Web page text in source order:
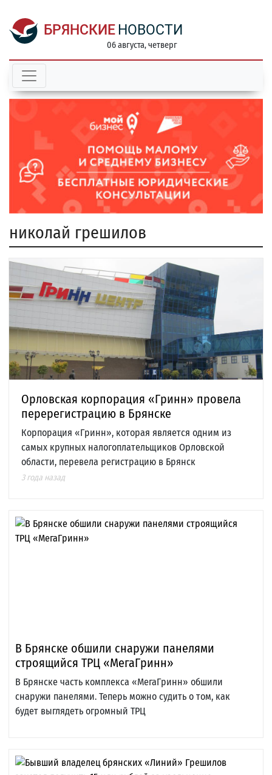
БРЯНСКИЕ НОВОСТИ
06 августа, четверг
николай грешилов
Орловская корпорация «Гринн» провела
перерегистрацию в Брянске
Корпорация «Гринн», которая является одним из
самых крупных налогоплательщиков Орловской
области, перевела регистрацию в Брянск
3 года назад
В Брянске обшили снаружи панелями
строящийся ТРЦ «МегаГринн»
В Брянске часть комплекса «МегаГринн» обшили
снаружи панелями. Теперь можно судить о том, как
будет выглядеть огромный ТРЦ